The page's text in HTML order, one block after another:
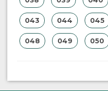
043 044 045
048 049 050